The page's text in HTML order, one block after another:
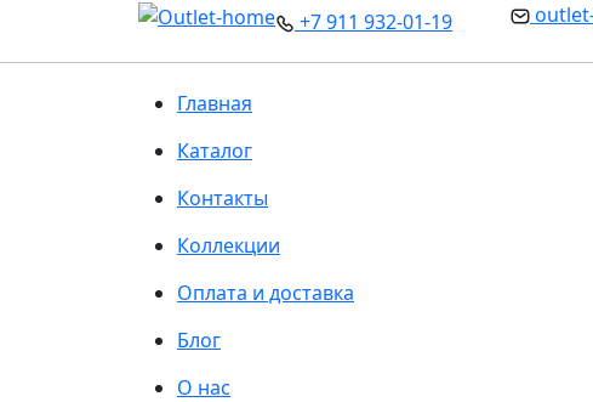
+7 911 932-01-19
Главная
Каталог
Контакты
Коллекции
Оплата и доставка
Блог
О нас